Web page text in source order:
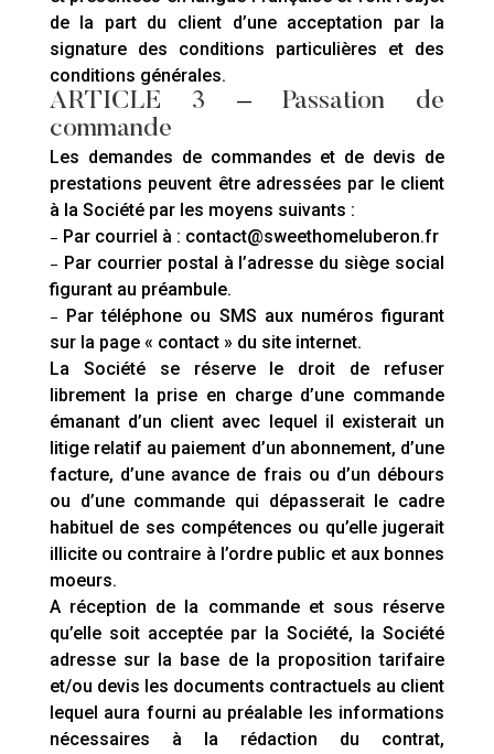
de la part du client d’une acceptation par la
signature des conditions particulières et des
conditions générales.
ARTICLE 3 – Passation de
commande
Les demandes de commandes et de devis de
prestations peuvent être adressées par le client
à la Société par les moyens suivants :
– Par courriel à : contact@sweethomeluberon.fr
– Par courrier postal à l’adresse du siège social
figurant au préambule.
– Par téléphone ou SMS aux numéros figurant
sur la page « contact » du site internet.
La Société se réserve le droit de refuser
librement la prise en charge d’une commande
émanant d’un client avec lequel il existerait un
litige relatif au paiement d’un abonnement, d’une
facture, d’une avance de frais ou d’un débours
ou d’une commande qui dépasserait le cadre
habituel de ses compétences ou qu’elle jugerait
illicite ou contraire à l’ordre public et aux bonnes
moeurs.
A réception de la commande et sous réserve
qu’elle soit acceptée par la Société, la Société
adresse sur la base de la proposition tarifaire
et/ou devis les documents contractuels au client
lequel aura fourni au préalable les informations
nécessaires à la rédaction du contrat,